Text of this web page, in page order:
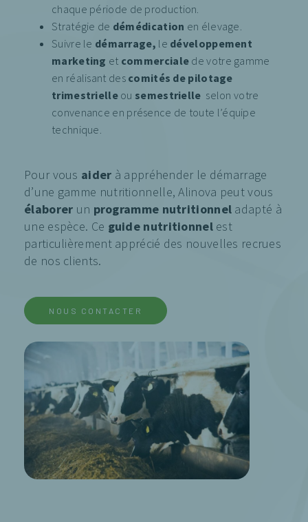
chaque période de production.
Stratégie de démédication en élevage.
Suivre le démarrage, le développement
marketing et commerciale de votre gamme
en réalisant des comités de pilotage
trimestrielle ou semestrielle selon votre
convenance en présence de toute l’équipe
technique.
Pour vous aider à appréhender le démarrage
d’une gamme nutritionnelle, Alinova peut vous
élaborer un programme nutritionnel adapté à
une espèce. Ce guide nutritionnelest
particulièrement apprécié des nouvelles recrues
de nos clients.
NOUS CONTACTER